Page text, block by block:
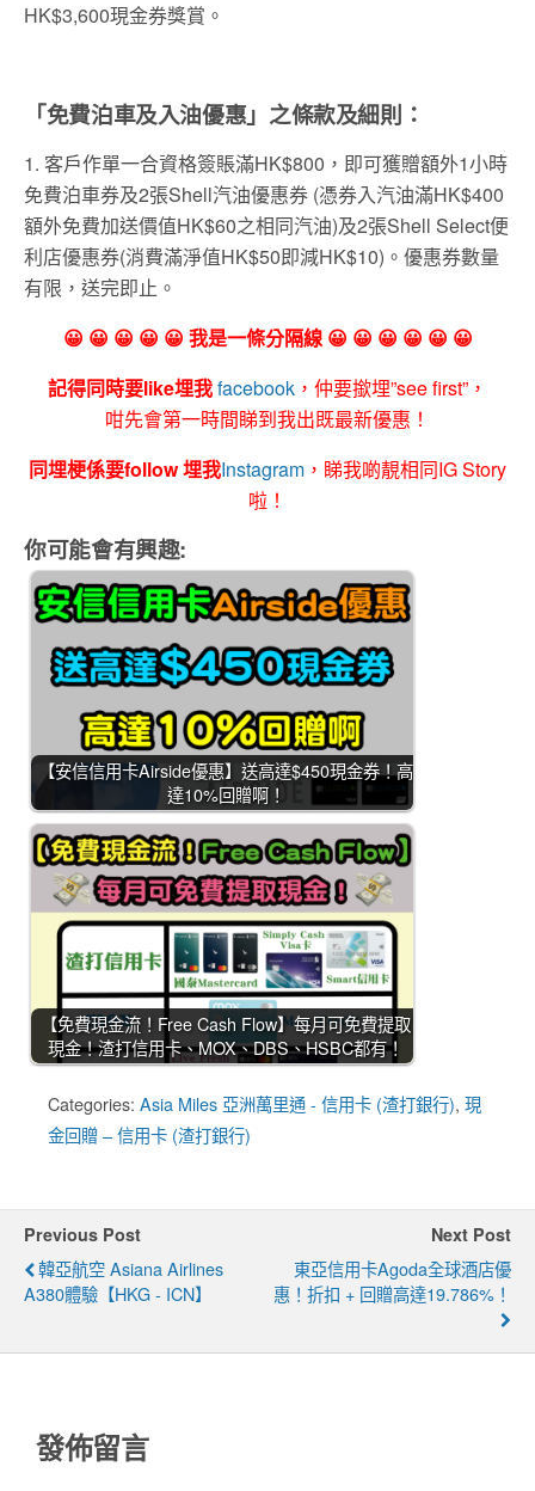
HK$3,600現金券獎賞。
「免費泊車及入油優惠」之條款及細則：
1. 客戶作單一合資格簽賬滿HK$800，即可獲贈額外1小時
免費泊車券及2張Shell汽油優惠券 (憑券入汽油滿HK$400
額外免費加送價值HK$60之相同汽油)及2張Shell Select便
利店優惠券(消費滿淨值HK$50即減HK$10)。優惠券數量
有限，送完即止。
😀 😀 😀 😀 😀 我是一條分隔線 😀 😀 😀 😀 😀 😀
記得同時要like埋我facebook ，仲要撳埋”see first”，
咁先會第一時間睇到我出既最新優惠！
同埋梗係要follow 埋我Instagram ，睇我啲靚相同IG Story
啦！
你可能會有興趣:
【安信信用卡Airside優惠】送高達$450現金券！高
達10%回贈啊！
【免費現金流！Free Cash Flow】每月可免費提取
現金！渣打信用卡、MOX、DBS、HSBC都有！
Categories: Asia Miles 亞洲萬里通 - 信用卡 (渣打銀行), 現
金回贈 – 信用卡 (渣打銀行)
Previous Post
韓亞航空 Asiana Airlines
A380體驗【HKG - ICN】
Next Post
東亞信用卡Agoda全球酒店優
惠！折扣 + 回贈高達19.786%！
發佈留言